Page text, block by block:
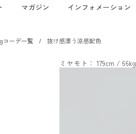
マガジン インフォメーション
コーデ一覧 抜け感漂う涼感配色
ミヤモト： 179cm / 66kg